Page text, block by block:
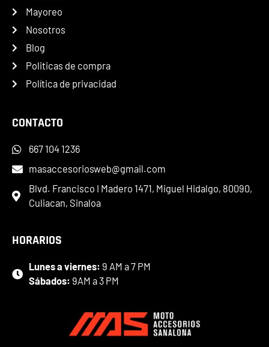
Mayoreo
Nosotros
Blog
Politicas de compra
Política de privacidad
CONTACTO
667 104 1236
masaccesoriosweb@gmail.com
Blvd. Francisco I Madero 1471, Miguel Hidalgo, 80090,
Culiacan, Sinaloa
HORARIOS
Lunes a viernes: 9 AM a 7 PM
Sábados: 9AM a 3 PM